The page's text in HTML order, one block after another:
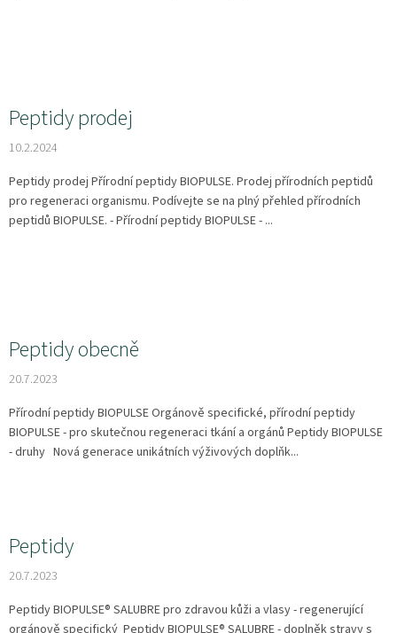
Peptidy prodej
10.2.2024
Peptidy prodej Přírodní peptidy BIOPULSE. Prodej přírodních peptidů
pro regeneraci organismu. Podívejte se na plný přehled přírodních
peptidů BIOPULSE. - Přírodní peptidy BIOPULSE - ...
Peptidy obecně
20.7.2023
Přírodní peptidy BIOPULSE Orgánově specifické, přírodní peptidy
BIOPULSE - pro skutečnou regeneraci tkání a orgánů Peptidy BIOPULSE
- druhy Nová generace unikátních výživových doplňk...
Peptidy
20.7.2023
Peptidy BIOPULSE® SALUBRE pro zdravou kůži a vlasy - regenerující